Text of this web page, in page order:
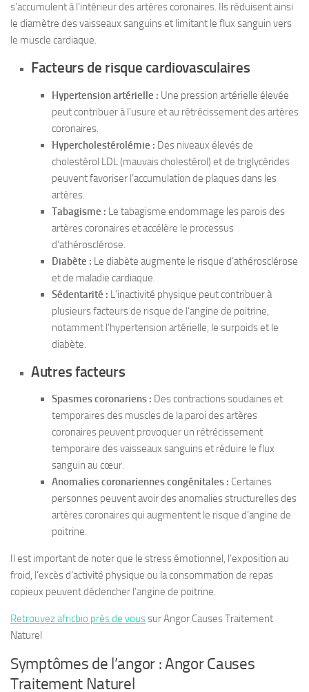
s’accumulent à l’intérieur des artères coronaires. Ils réduisent ainsi
le diamètre des vaisseaux sanguins et limitant le flux sanguin vers
le muscle cardiaque.
Facteurs de risque cardiovasculaires
Hypertension artérielle : Une pression artérielle élevée
peut contribuer à l’usure et au rétrécissement des artères
coronaires.
Hypercholestérolémie : Des niveaux élevés de
cholestérol LDL (mauvais cholestérol) et de triglycérides
peuvent favoriser l’accumulation de plaques dans les
artères.
Tabagisme : Le tabagisme endommage les parois des
artères coronaires et accélère le processus
d’athérosclérose.
Diabète : Le diabète augmente le risque d’athérosclérose
et de maladie cardiaque.
Sédentarité : L’inactivité physique peut contribuer à
plusieurs facteurs de risque de l’angine de poitrine,
notamment l’hypertension artérielle, le surpoids et le
diabète.
Autres facteurs
Spasmes coronariens : Des contractions soudaines et
temporaires des muscles de la paroi des artères
coronaires peuvent provoquer un rétrécissement
temporaire des vaisseaux sanguins et réduire le flux
sanguin au cœur.
Anomalies coronariennes congénitales : Certaines
personnes peuvent avoir des anomalies structurelles des
artères coronaires qui augmentent le risque d’angine de
poitrine.
Il est important de noter que le stress émotionnel, l’exposition au
froid, l’excès d’activité physique ou la consommation de repas
copieux peuvent déclencher l’angine de poitrine.
Retrouvez africbio près de voussur Angor Causes Traitement
Naturel
Symptômes de l’angor : Angor Causes
Traitement Naturel